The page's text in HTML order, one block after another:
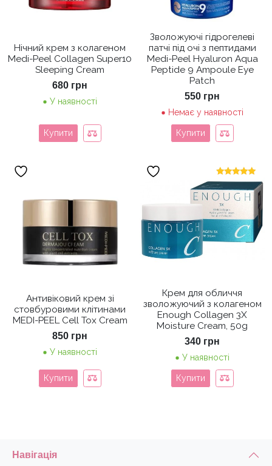
Нічний крем з колагеном
Medi-Peel Collagen Super10
Sleeping Cream
680 грн
У наявності
Купити
Зволожуючі гідрогелеві
патчі під очі з пептидами
Medi-Peel Hyaluron Aqua
Peptide 9 Ampoule Eye
Patch
550 грн
Немає у наявності
Купити
Антивіковий крем зі
стовбуровими клітинами
MEDI-PEEL Cell Tox Cream
850 грн
У наявності
Купити
Крем для обличчя
зволожуючий з колагеном
Enough Collagen 3X
Moisture Cream, 50g
Оцінено в
5.00з 5
340 грн
У наявності
Купити
Навігація